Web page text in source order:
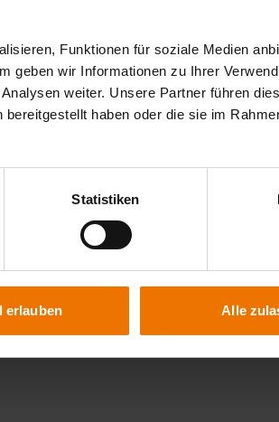
Funktionen für soziale Medien
geben wir Informationen zu Ihrer
weiter. Unsere Partner führen
haben oder die sie im
Statistiken
erlauben Alle
Oberbauschweißtechnik
Vorkenntnisse bei